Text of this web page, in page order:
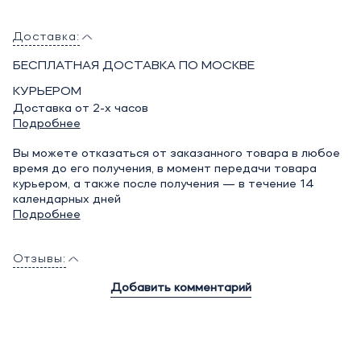
Доставка:
БЕСПЛАТНАЯ ДОСТАВКА ПО МОСКВЕ
КУРЬЕРОМ
Доставка от 2-х часов
Подробнее
Вы можете отказаться от заказанного товара в любое
время до его получения, в момент передачи товара
курьером, а также после получения — в течение 14
календарных дней
Подробнее
Отзывы:
Добавить комментарий